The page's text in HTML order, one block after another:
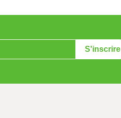
S'inscrire